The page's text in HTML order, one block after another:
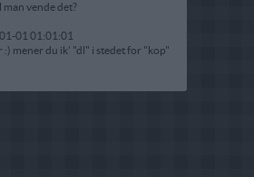
man vende det?
01 01:01:01
:) mener du ik' "dl" i stedet for "kop"